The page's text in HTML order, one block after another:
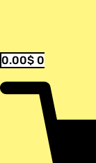
0.00$ 0